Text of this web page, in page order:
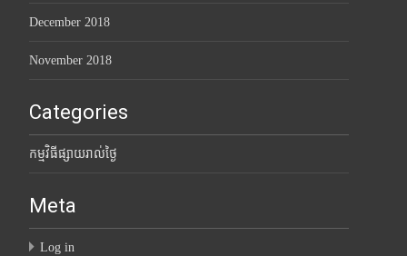
December 2018
November 2018
Categories
កម្មវិធីផ្សាយរាល់ថ្ងៃ
Meta
Log in